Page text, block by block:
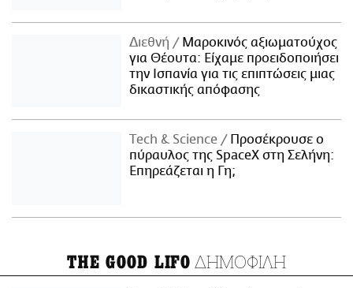
Διεθνή
Μαροκινός αξιωματούχος
για Θέουτα: Είχαμε προειδοποιήσει
την Ισπανία για τις επιπτώσεις μιας
δικαστικής απόφασης
Τech & Science
Προσέκρουσε ο
πύραυλος της SpaceX στη Σελήνη:
Επηρεάζεται η Γη;
THE GOOD LIFO ΔΗΜΟΦΙΛΗ